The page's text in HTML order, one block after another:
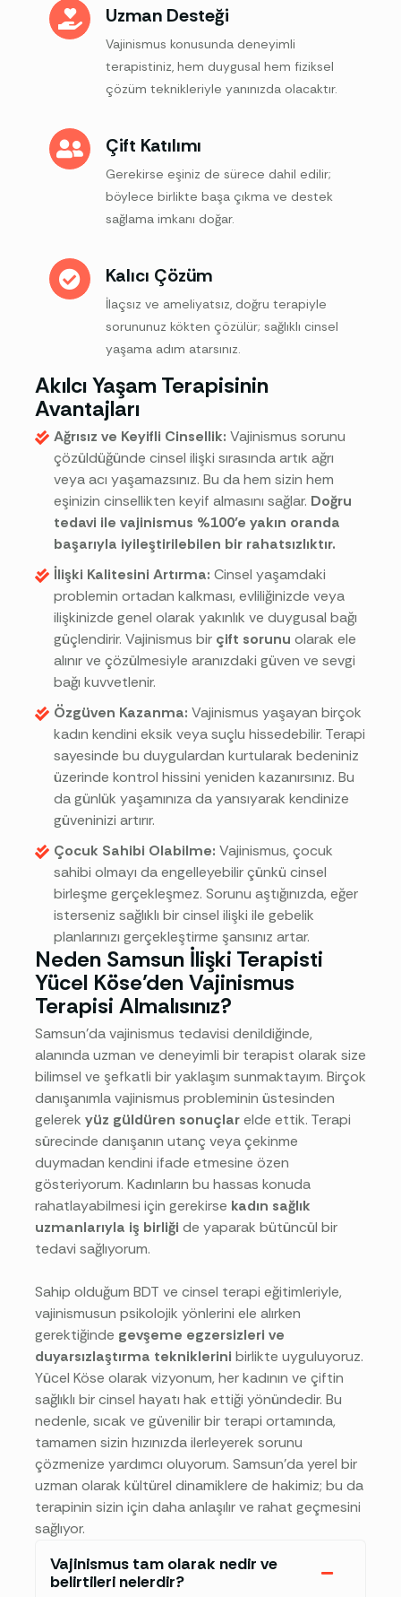
Uzman Desteği
Vajinismus konusunda deneyimli
terapistiniz, hem duygusal hem fiziksel
çözüm teknikleriyle yanınızda olacaktır.
Çift Katılımı
Gerekirse eşiniz de sürece dahil edilir;
böylece birlikte başa çıkma ve destek
sağlama imkanı doğar.
Kalıcı Çözüm
İlaçsız ve ameliyatsız, doğru terapiyle
sorununuz kökten çözülür; sağlıklı cinsel
yaşama adım atarsınız.
Akılcı Yaşam Terapisinin
Avantajları
Ağrısız ve Keyifli Cinsellik: Vajinismus sorunu
çözüldüğünde cinsel ilişki sırasında artık ağrı
veya acı yaşamazsınız. Bu da hem sizin hem
eşinizin cinsellikten keyif almasını sağlar. Doğru
tedavi ile vajinismus %100’e yakın oranda
başarıyla iyileştirilebilen bir rahatsızlıktır.
İlişki Kalitesini Artırma: Cinsel yaşamdaki
problemin ortadan kalkması, evliliğinizde veya
ilişkinizde genel olarak yakınlık ve duygusal bağı
güçlendirir. Vajinismus bir çift sorunu olarak ele
alınır ve çözülmesiyle aranızdaki güven ve sevgi
bağı kuvvetlenir.
Özgüven Kazanma: Vajinismus yaşayan birçok
kadın kendini eksik veya suçlu hissedebilir. Terapi
sayesinde bu duygulardan kurtularak bedeniniz
üzerinde kontrol hissini yeniden kazanırsınız. Bu
da günlük yaşamınıza da yansıyarak kendinize
güveninizi artırır.
Çocuk Sahibi Olabilme: Vajinismus, çocuk
sahibi olmayı da engelleyebilir çünkü cinsel
birleşme gerçekleşmez. Sorunu aştığınızda, eğer
isterseniz sağlıklı bir cinsel ilişki ile gebelik
planlarınızı gerçekleştirme şansınız artar.
Neden Samsun İlişki Terapisti
Yücel Köse’den Vajinismus
Terapisi Almalısınız?
Samsun’da vajinismus tedavisi denildiğinde,
alanında uzman ve deneyimli bir terapist olarak size
bilimsel ve şefkatli bir yaklaşım sunmaktayım. Birçok
danışanımla vajinismus probleminin üstesinden
gelerek yüz güldüren sonuçlarelde ettik. Terapi
sürecinde danışanın utanç veya çekinme
duymadan kendini ifade etmesine özen
gösteriyorum. Kadınların bu hassas konuda
rahatlayabilmesi için gerekirse kadın sağlık
uzmanlarıyla iş birliği de yaparak bütüncül bir
tedavi sağlıyorum.
Sahip olduğum BDT ve cinsel terapi eğitimleriyle,
vajinismusun psikolojik yönlerini ele alırken
gerektiğinde gevşeme egzersizleri ve
duyarsızlaştırma tekniklerini birlikte uyguluyoruz.
Yücel Köse olarak vizyonum, her kadının ve çiftin
sağlıklı bir cinsel hayatı hak ettiği yönündedir. Bu
nedenle, sıcak ve güvenilir bir terapi ortamında,
tamamen sizin hızınızda ilerleyerek sorunu
çözmenize yardımcı oluyorum. Samsun’da yerel bir
uzman olarak kültürel dinamiklere de hakimiz; bu da
terapinin sizin için daha anlaşılır ve rahat geçmesini
sağlıyor.
Vajinismus tam olarak nedir ve
belirtileri nelerdir?